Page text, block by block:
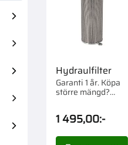
Hydraulfilter
Garanti 1 år. Köpa
större mängd?
Förpackad om 1 st.
1 495,00:-